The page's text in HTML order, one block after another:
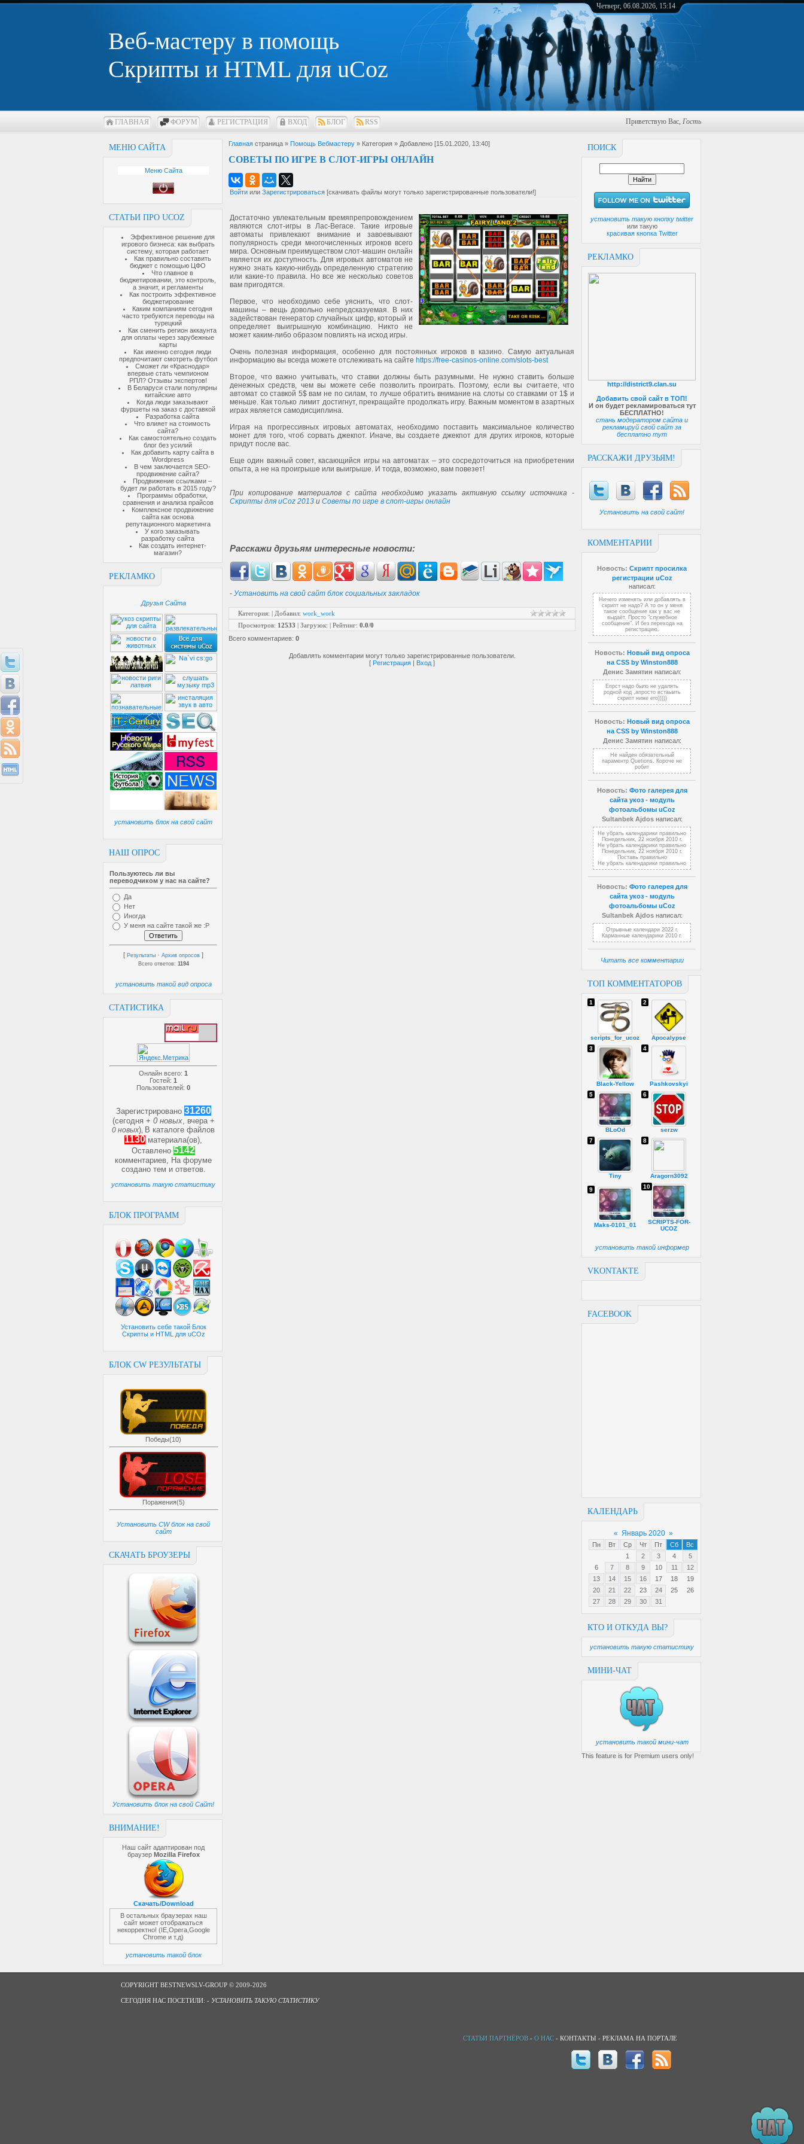
Веб-мастеру в помощь
Скрипты и HTML для uCoz
Четверг, 06.08.2026, 15:14
ГЛАВНАЯ ФОРУМ РЕГИСТРАЦИЯ ВХОД БЛОГ RSS Приветствую Вас, Гость
МЕНЮ САЙТА
Меню Сайта
СТАТЬИ ПРО UCOZ
Эффективное решение для
игрового бизнеса: как выбрать
систему, которая работает
Как правильно составить
бюджет с помощью ЦФО
Что главное в
бюджетировании, это контроль,
а значит, и регламенты
Как построить эффективное
бюджетирование
Каким компаниям сегодня
часто требуются переводы на
турецкий
Как сменить регион аккаунта
для оплаты через зарубежные
карты
Как именно сегодня люди
предпочитают смотреть футбол
Сможет ли «Краснодар»
впервые стать чемпионом
РПЛ? Отзывы экспертов!
В Беларуси стали популярны
китайские авто
Когда люди заказывают
фуршеты на заказ с доставкой
Разработка сайта
Что влияет на стоимость
сайта?
Как самостоятельно создать
блог без усилий
Как добавить карту сайта в
Wordpress
В чем заключается SEO-
продвижение сайта?
Продвижение ссылками –
будет ли работать в 2015 году?
Программы обработки,
сравнения и анализа прайсов
Комплексное продвижение
сайта как основа
репутационного маркетинга
У кого заказывать
разработку сайта
Как создать интернет-
магазин?
РЕКЛАМКО
Друзья Сайта
установить блок на свой сайт
НАШ ОПРОС
Пользуютесь ли вы
переводчиком у нас на сайте?
Да
Нет
Иногда
У меня на сайте такой же :P
[ Результаты · Архив опросов ]
Всего ответов: 1194
установить такой вид опроса
СТАТИСТИКА
Онлайн всего: 1
Гостей: 1
Пользователей: 0
Зарегистрировано 31260
(сегодня + 0 новых, вчера +
0 новых) В каталоге файлов
1130 материала(ов),
Оставлено 5142
комментариев, На форуме
создано тем и ответов.
установить такую статистику
БЛОК ПРОГРАММ
Установить себе такой Блок
Скрипты и HTML для uCOz
БЛОК CW РЕЗУЛЬТАТЫ
Победы(10)
Поражения(5)
Установить CW блок на свой
сайт
СКАЧАТЬ БРОУЗЕРЫ
Установить блок на свой Сайт!
ВНИМАНИЕ!
Наш сайт адаптирован под
браузер Mozilla Firefox
Скачать/Download
В остальных браузерах наш
сайт может отображаться
некорректно! (IE,Opera,Google
Chrome и т.д)
установить такой блок
ПОИСК
установить такую кнопку twitter
или такую
красивая кнопка Twitter
РЕКЛАМКО
http://district9.clan.su
Добавить свой сайт в ТОП!
И он будет рекламироваться тут
БЕСПЛАТНО!
стань модератором сайта и
рекламируй свой сайт за
бесплатно тут
РАССКАЖИ ДРУЗЬЯМ!
Установить на свой сайт!
КОММЕНТАРИИ
Новость: Скрипт просилка
регистрации uCoz
написал:
Ничего изменять или добавлять в
скрипт не надо? А то он у меня
такое сообщение как у вас не
выдаёт. Просто "служебное
сообщение". И без перехода на
регистрацию.
Новость: Новый вид опроса
на CSS by Winston888
Денис Замятин написал:
Епрст надо было не удалять
родной код ,апросто встаыить
скрипт ниже его)))))
Новость: Новый вид опроса
на CSS by Winston888
Денис Замятин написал:
Не найден обязательный
параментр Quetions. Короче не
робит
Новость: Фото галерея для
сайта укоз - модуль
фотоальбомы uCoz
Sultanbek Ajdosнаписал:
Не убрать календарики правильно
Понедельник, 22 ноября 2010 г.
Не убрать календарики правильно
Понедельник, 22 ноября 2010 г.
Поставь правильно
Не убрать календарики правильно
Новость: Фото галерея для
сайта укоз - модуль
фотоальбомы uCoz
Sultanbek Ajdosнаписал:
Отрывные календари 2022 г.
Карманные календарики 2010 г.
Читать все комментарии
ТОП КОММЕНТАТОРОВ
scripts_for_ucoz
1
Apocalypse
2
Black-Yellow
3
Pashkovskyi
4
BLoOd
5
serzw
6
Tiny
7
Aragorn3092
8
Maks-0101_01
9
SCRIPTS-FOR-
UCOZ
10
установить такой информер
VKONTAKTE
FACEBOOK
КАЛЕНДАРЬ
« Январь 2020 »
Пн Вт Ср Чт Пт Сб
Вс
1
2 3 4
5
6
7 8 9 10 11
12
13
14 15 16 17 18
19
20
21 22 23 24 25
26
27
28 29 30 31
КТО И ОТКУДА ВЫ?
установить такую статистику
МИНИ-ЧАТ
установить такой мини-чат
This feature is for Premium users only!
Главная страница » Помощь Вебмастеру » Категория » Добавлено [15.01.2020, 13:40]
СОВЕТЫ ПО ИГРЕ В СЛОТ-ИГРЫ ОНЛАЙН
Войти или Зарегистрироваться [скачивать файлы могут только зарегистрированные пользователи!]
Достаточно увлекательным времяпрепровождением
являются слот-игры в Лас-Вегасе. Такие игровые
автоматы привлекают внимание и завоевывают
популярность среди многочисленных игроков всего
мира. Основным преимуществом слот-машин онлайн
является их доступность. Для игровых автоматов не
нужно знать какую-нибудь определенную стратегию
или какие-то правила. Но все же несколько советов
вам пригодятся.
Первое, что необходимо себе уяснить, что слот-
машины – вещь довольно непредсказуемая. В них
задействован генератор случайных цифр, который и
определяет выигрышную комбинацию. Никто не
может каким-либо образом повлиять на исход игры.
Очень полезная информация, особенно для постоянных игроков в казино. Самую актуальная
информацию вы всегда можете отслеживать на сайте https://free-casinos-online.com/slots-best
Второе, что важно учитывать, что ставки должны быть разумными. Не нужно ставить больше
денежных средств, чем вы можете себе позволить проиграть. Поэтому, если вы считаете, что
автомат со ставкой 5$ вам не по силам, то лучше обратить внимание на слоты со ставками от 1$ и
меньше. Как только лимит достигнут, прекращайте продолжать игру. Важным моментом в азартных
играх является самодисциплина.
Играя на прогрессивных игровых автоматах, необходимо поставить максимальное количество
монет для того, чтоб сорвать джекпот. Иначе, вы создаете джекпот для других игроков, которые
придут после вас.
Еще один важный совет, касающийся игры на автоматах – это сосредоточиться на приобретении
опыта, а не на проигрыше или выигрыше. И тогда, возможно, вам повезет!
При копирование материалов с сайта необходимо указать активную ссылку источника -
Скрипты для uCoz 2013 и Советы по игре в слот-игры онлайн
Расскажи друзьям интересные новости:
- Установить на свой сайт блок социальных закладок
Категория: | Добавил: work_work
Просмотров: 12533 | Загрузок: | Рейтинг: 0.0/0
Всего комментариев: 0
Добавлять комментарии могут только зарегистрированные пользователи.
[ Регистрация | Вход ]
COPYRIGHT BESTNEWSLV-GROUP © 2009-2026
СЕГОДНЯ НАС ПОСЕТИЛИ: - УСТАНОВИТЬ ТАКУЮ СТАТИСТИКУ
СТАТЬИ ПАРТНЁРОВ - О НАС - КОНТАКТЫ - РЕКЛАМА НА ПОРТАЛЕ